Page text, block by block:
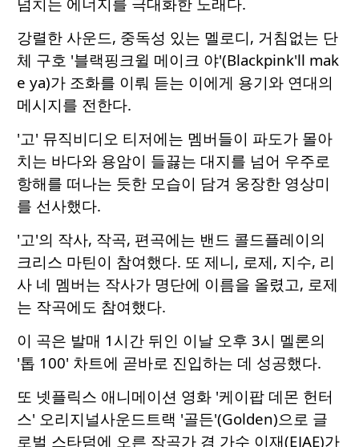
강렬한 사운드, 중독성 있는 멜로디, 거침없는 단
체 구호 '블랙핑크윌 메이크 야'(Blackpink'll mak
e ya)가 조화를 이뤄 듣는 이에게 용기와 연대의
메시지를 전한다.
'고' 뮤직비디오 티저에는 멤버들이 파도가 몰아
치는 바다와 용암이 들끓는 대지를 넘어 우주로
항해를 떠나는 듯한 모습이 담겨 웅장한 영상미
를 선사했다.
'고'의 작사, 작곡, 편곡에는 밴드 콜드플레이의
크리스 마틴이 참여했다. 또 제니, 로제, 지수, 리
사 네 멤버는 작사가 명단에 이름을 올렸고, 로제
는 작곡에도 참여했다.
이 곡은 발매 1시간 뒤인 이날 오후 3시 멜론의
'톱 100' 차트에 곧바로 진입하는 데 성공했다.
또 넷플릭스 애니메이션 영화 '케이팝 데몬 헌터
스' 오리지널사운드트랙 '골든'(Golden)으로 글
로벌 스타덤에 오른 작곡가 겸 가수 이재(EJAE)가